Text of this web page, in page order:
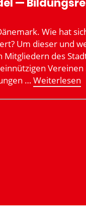
Wie hat
Um dieser und
Mitgliedern des
Vereinen
…Weiter­lesen